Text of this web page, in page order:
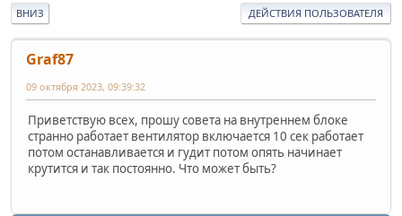
ВНИЗ ДЕЙСТВИЯ ПОЛЬЗОВАТЕЛЯ
Graf87
09 октября 2023, 09:39:32
Приветствую всех, прошу совета на внутреннем блоке
странно работает вентилятор включается 10 сек работает
потом останавливается и гудит потом опять начинает
крутится и так постоянно. Что может быть?